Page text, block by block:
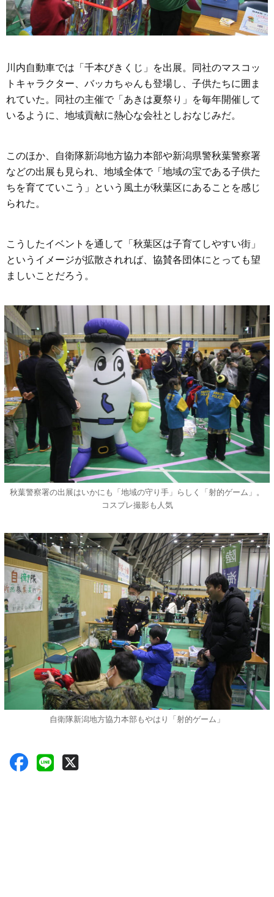
川内自動車では「千本びきくじ」を出展。同社のマスコッ
トキャラクター、バッカちゃんも登場し、子供たちに囲ま
れていた。同社の主催で「あきは夏祭り」を毎年開催して
いるように、地域貢献に熱心な会社としおなじみだ。
このほか、自衛隊新潟地方協力本部や新潟県警秋葉警察署
などの出展も見られ、地域全体で「地域の宝である子供た
ちを育てていこう」という風土が秋葉区にあることを感じ
られた。
こうしたイベントを通して「秋葉区は子育てしやすい街」
というイメージが拡散されれば、協賛各団体にとっても望
ましいことだろう。
秋葉警察署の出展はいかにも「地域の守り手」らしく「射的ゲーム」。
コスプレ撮影も人気
自衛隊新潟地方協力本部もやはり「射的ゲーム」